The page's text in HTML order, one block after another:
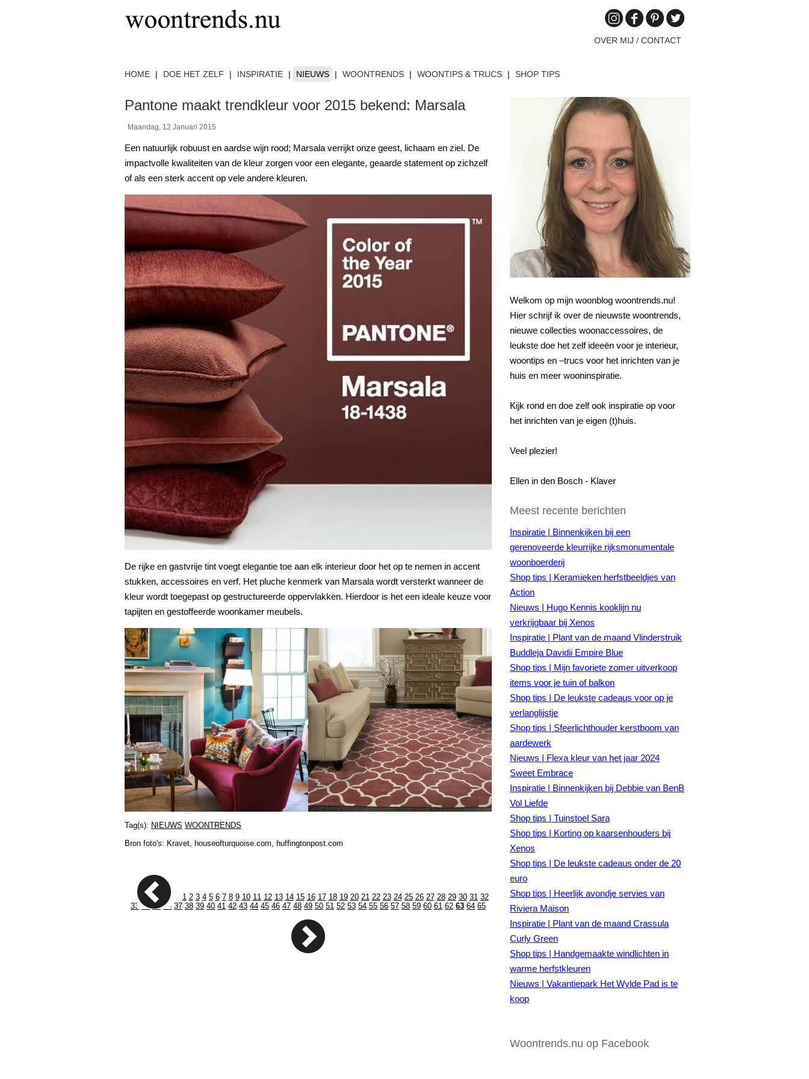
OVER MIJ / CONTACT
HOME | DOE HET ZELF | INSPIRATIE | NIEUWS | WOONTRENDS | WOONTIPS & TRUCS | SHOP TIPS
Pantone maakt trendkleur voor 2015 bekend: Marsala
Maandag, 12 Januari 2015
Een natuurlijk robuust en aardse wijn rood; Marsala verrijkt onze geest, lichaam en ziel. De
impactvolle kwaliteiten van de kleur zorgen voor een elegante, geaarde statement op zichzelf
of als een sterk accent op vele andere kleuren.
De rijke en gastvrije tint voegt elegantie toe aan elk interieur door het op te nemen in accent
stukken, accessoires en verf. Het pluche kenmerk van Marsala wordt versterkt wanneer de
kleur wordt toegepast op gestructureerde oppervlakken. Hierdoor is het een ideale keuze voor
tapijten en gestoffeerde woonkamer meubels.
Tag(s): NIEUWS WOONTRENDS
Bron foto's: Kravet, houseofturquoise.com, huffingtonpost.com
1 2 3 4 5 6 7 8 9 10 11 12 13 14 15 16 17 18 19 20 21 22 23 24 25 26 27 28 29 30 31 32
33 34 35 36 37 38 39 40 41 42 43 44 45 46 47 48 49 50 51 52 53 54 55 56 57 58 59 60 61 62 63 64 65
Welkom op mijn woonblog woontrends.nu!
Hier schrijf ik over de nieuwste woontrends,
nieuwe collecties woonaccessoires, de
leukste doe het zelf ideeën voor je interieur,
woontips en –trucs voor het inrichten van je
huis en meer wooninspiratie.
Kijk rond en doe zelf ook inspiratie op voor
het inrichten van je eigen (t)huis.
Veel plezier!
Ellen in den Bosch - Klaver
Meest recente berichten
Inspiratie | Binnenkijken bij een
gerenoveerde kleurrijke rijksmonumentale
woonboerderij
Shop tips | Keramieken herfstbeeldjes van
Action
Nieuws | Hugo Kennis kooklijn nu
verkrijgbaar bij Xenos
Inspiratie | Plant van de maand Vlinderstruik
Buddleja Davidii Empire Blue
Shop tips | Mijn favoriete zomer uitverkoop
items voor je tuin of balkon
Shop tips | De leukste cadeaus voor op je
verlanglijstje
Shop tips | Sfeerlichthouder kerstboom van
aardewerk
Nieuws | Flexa kleur van het jaar 2024
Sweet Embrace
Inspiratie | Binnenkijken bij Debbie van BenB
Vol Liefde
Shop tips | Tuinstoel Sara
Shop tips | Korting op kaarsenhouders bij
Xenos
Shop tips | De leukste cadeaus onder de 20
euro
Shop tips | Heerlijk avondje servies van
Riviera Maison
Inspiratie | Plant van de maand Crassula
Curly Green
Shop tips | Handgemaakte windlichten in
warme herfstkleuren
Nieuws | Vakantiepark Het Wylde Pad is te
koop
Woontrends.nu op Facebook